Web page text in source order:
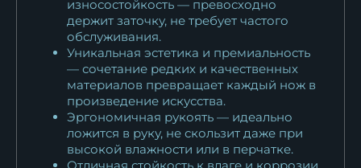
износостойкость — превосходно
держит заточку, не требует частого
обслуживания.
Уникальная эстетика и премиальность
— сочетание редких и качественных
материалов превращает каждый нож в
произведение искусства.
Эргономичная рукоять — идеально
ложится в руку, не скользит даже при
высокой влажности или в перчатке.